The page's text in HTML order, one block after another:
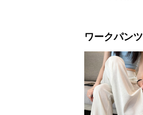
ワークパンツ